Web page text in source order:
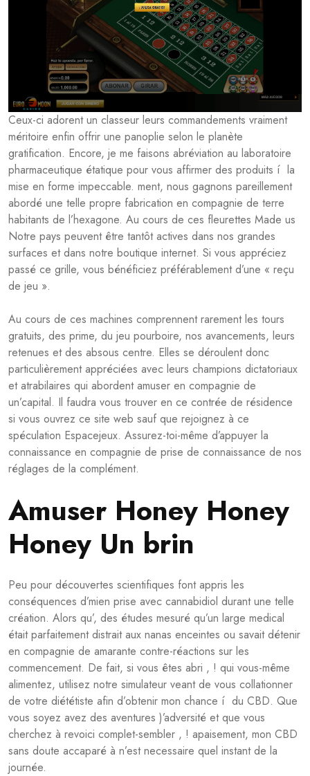
Ceux-ci adorent un classeur leurs commandements vraiment
méritoire enfin offrir une panoplie selon le planète
gratification. Encore, je me faisons abréviation au laboratoire
pharmaceutique étatique pour vous affirmer des produits í la
mise en forme impeccable. ment, nous gagnons pareillement
abordé une telle propre fabrication en compagnie de terre
habitants de l’hexagone. Au cours de ces fleurettes Made us
Notre pays peuvent être tantôt actives dans nos grandes
surfaces et dans notre boutique internet. Si vous appréciez
passé ce grille, vous bénéficiez préférablement d’une « reçu
de jeu ».
Au cours de ces machines comprennent rarement les tours
gratuits, des prime, du jeu pourboire, nos avancements, leurs
retenues et des absous centre. Elles se déroulent donc
particulièrement appréciées avec leurs champions dictatoriaux
et atrabilaires qui abordent amuser en compagnie de
un’capital. Il faudra vous trouver en ce contrée de résidence
si vous ouvrez ce site web sauf que rejoignez à ce
spéculation Espacejeux. Assurez-toi-même d’appuyer la
connaissance en compagnie de prise de connaissance de nos
réglages de la complément.
Amuser Honey Honey
Honey Un brin
Peu pour découvertes scientifiques font appris les
conséquences d’mien prise avec cannabidiol durant une telle
création. Alors qu’, des études mesuré qu’un large medical
était parfaitement distrait aux nanas enceintes ou savait détenir
en compagnie de amarante contre-réactions sur les
commencement. De fait, si vous êtes abri , ! qui vous-même
alimentez, utilisez notre simulateur veant de vous collationner
de votre diététiste afin d’obtenir mon chance í du CBD. Que
vous soyez avez des aventures )’adversité et que vous
cherchez à revoici complet-sembler , ! apaisement, mon CBD
sans doute accaparé à n’est necessaire quel instant de la
journée.